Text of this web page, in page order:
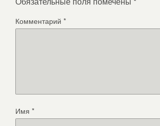
Комментарий *
Имя *